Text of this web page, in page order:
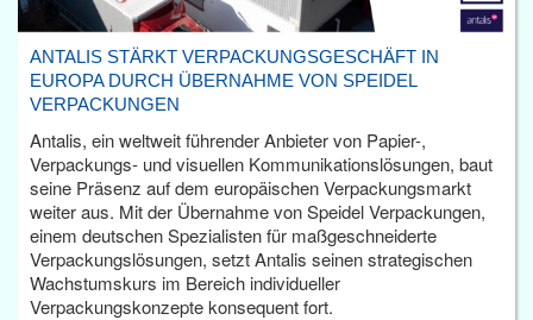
ANTALIS STÄRKT VERPACKUNGSGESCHÄFT IN
EUROPA DURCH ÜBERNAHME VON SPEIDEL
VERPACKUNGEN
Antalis, ein weltweit führender Anbieter von Papier-,
Verpackungs- und visuellen Kommunikationslösungen, baut
seine Präsenz auf dem europäischen Verpackungsmarkt
weiter aus. Mit der Übernahme von Speidel Verpackungen,
einem deutschen Spezialisten für maßgeschneiderte
Verpackungslösungen, setzt Antalis seinen strategischen
Wachstumskurs im Bereich individueller
Verpackungskonzepte konsequent fort.